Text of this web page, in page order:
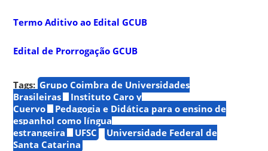
Termo Aditivo ao Edital GCUB
Edital de Prorrogação GCUB
Tags: Grupo Coimbra de Universidades
Brasileiras
Instituto Caro y
Cuervo
Pedagogia e Didática para o ensino de
espanhol como língua
estrangeira
UFSC
Universidade Federal de
Santa Catarina